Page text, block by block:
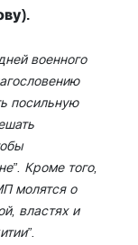
военного
посильную
Кроме того,
молятся о
властях и